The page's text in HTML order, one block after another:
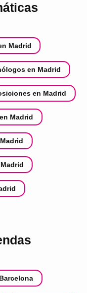
Madrid
en Madrid
en Madrid
Madrid